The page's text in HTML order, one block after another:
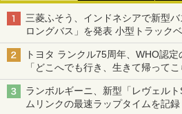
三菱ふそう、インドネシアで新型
ロングバス」を発表 小型トラック
バス
トヨタ ランクル75周年、WHO認
「どこへでも行き、生きて帰って
命をつなぐ
ランボルギーニ、新型「レヴェル
ムリンクの最速ラップタイムを記録